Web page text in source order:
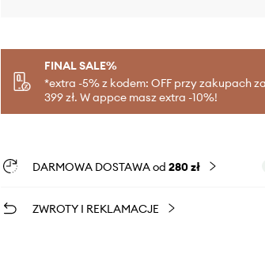
FINAL SALE%
*extra -5% z kodem: OFF przy zakupach
399 zł. W appce masz extra -10%!
DARMOWA DOSTAWA od 280 zł
ZWROTY I REKLAMACJE